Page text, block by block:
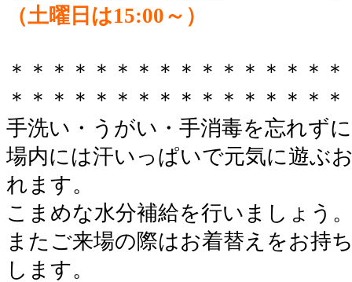
（土曜日は15:00～）
＊＊＊＊＊＊＊＊＊＊＊＊＊＊＊
＊＊＊＊＊＊＊＊＊＊＊＊＊＊＊＊
手洗い・うがい・手消毒を忘れず
場内には汗いっぱいで元気に遊ぶ
れます。
こまめな水分補給を行いましょう
またご来場の際はお着替えをお持
します。